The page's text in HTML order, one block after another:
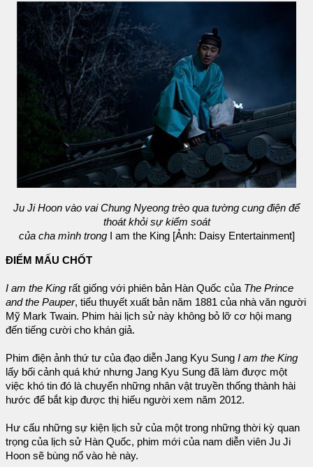
Ju Ji Hoon vào vai Chung Nyeong trèo qua tường cung điện để
thoát khỏi sự kiểm soát
của cha mình trong
I am the King [Ảnh: Daisy Entertainment]
ĐIỂM MẤU CHỐT
I am the King rất giống với phiên bản Hàn Quốc của The Prince
and the Pauper, tiểu thuyết xuất bản năm 1881 của nhà văn người
Mỹ Mark Twain. Phim hài lịch sử này không bỏ lỡ cơ hội mang
đến tiếng cười cho khán giả.
Phim điện ảnh thứ tư của đạo diễn Jang Kyu Sung I am the King
lấy bối cảnh quá khứ nhưng Jang Kyu Sung đã làm được một
việc khó tin đó là chuyển những nhân vật truyền thống thành hài
hước để bắt kịp được thị hiếu người xem năm 2012.
Hư cấu những sự kiện lịch sử của một trong những thời kỳ quan
trọng của lịch sử Hàn Quốc, phim mới của nam diễn viên Ju Ji
Hoon sẽ bùng nổ vào hè này.